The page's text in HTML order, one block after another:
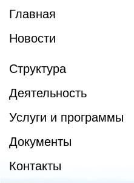
Главная
Новости
Структура
Деятельность
Услуги и программы
Документы
Контакты